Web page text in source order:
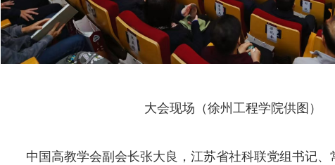
大会现场（徐州工程学院供图）
中国高教学会副会长张大良，江苏省社科联党组书记